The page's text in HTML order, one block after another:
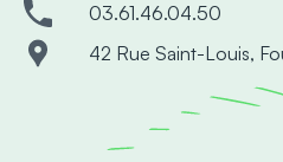
03.61.46.04.50
42 Rue Saint-Louis,